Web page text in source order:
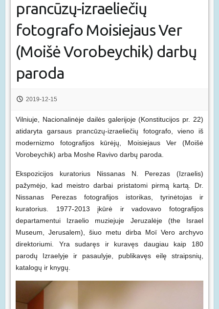
prancūzų-izraeliečių
fotografo Moisiejaus Ver
(Moišė Vorobeychik) darbų
paroda
2019-12-15
Vilniuje, Nacionalinėje dailės galerijoje (Konstitucijos pr. 22)
atidaryta garsaus prancūzų-izraeliečių fotografo, vieno iš
modernizmo fotografijos kūrėjų, Moisiejaus Ver (Moišė
Vorobeychik) arba Moshe Ravivo darbų paroda.
Ekspozicijos kuratorius Nissanas N. Perezas (Izraelis)
pažymėjo, kad meistro darbai pristatomi pirmą kartą. Dr.
Nissanas Perezas fotografijos istorikas, tyrinėtojas ir
kuratorius. 1977-2013 įkūrė ir vadovavo fotografijos
departamentui Izraelio muziejuje Jeruzalėje (the Israel
Museum, Jerusalem), šiuo metu dirba Moï Vero archyvo
direktoriumi. Yra sudaręs ir kuravęs daugiau kaip 180
parodų Izraelyje ir pasaulyje, publikavęs eilę straipsnių,
katalogų ir knygų.